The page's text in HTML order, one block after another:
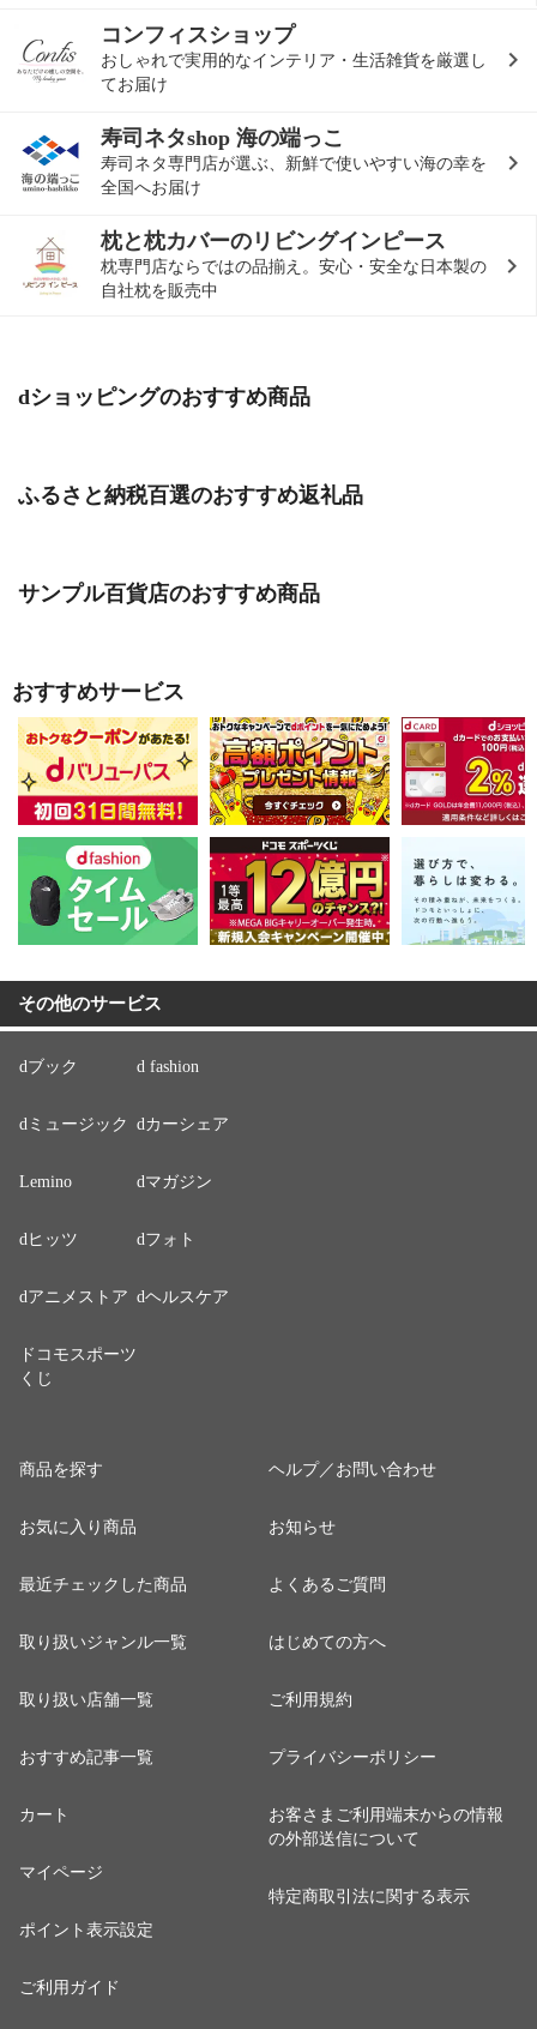
コンフィスショップ
おしゃれで実用的なインテリア・生活雑貨を厳選し
てお届け
寿司ネタshop 海の端っこ
寿司ネタ専門店が選ぶ、新鮮で使いやすい海の幸を
全国へお届け
枕と枕カバーのリビングインピース
枕専門店ならではの品揃え。安心・安全な日本製の
自社枕を販売中
dショッピングのおすすめ商品
ふるさと納税百選のおすすめ返礼品
サンプル百貨店のおすすめ商品
おすすめサービス
その他のサービス
dブック d fashion
dミュージック dカーシェア
Lemino dマガジン
dヒッツ dフォト
dアニメストア dヘルスケア
ドコモスポーツ
くじ
商品を探す
お気に入り商品
最近チェックした商品
取り扱いジャンル一覧
取り扱い店舗一覧
おすすめ記事一覧
カート
マイページ
ポイント表示設定
ご利用ガイド
ヘルプ／お問い合わせ
お知らせ
よくあるご質問
はじめての方へ
ご利用規約
プライバシーポリシー
お客さまご利用端末からの情報
の外部送信について
特定商取引法に関する表示